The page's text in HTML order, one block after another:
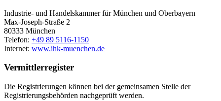
Industrie- und Handelskammer für München und Oberbayern
Max-Joseph-Straße 2
80333 München
Telefon: +49 89 5116-1150
Internet: www.ihk-muenchen.de
Vermittlerregister
Die Registrierungen können bei der gemeinsamen Stelle der
Registrierungsbehörden nachgeprüft werden.